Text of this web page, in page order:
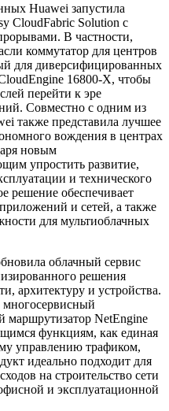
Huawei запустила
CloudFabric Solution с
В частности,
коммутатор для центров
для диверсифицированных
16800-X, чтобы
перейти к эре
Совместно с одним из
также представила лучшее
вождения в центрах
новым
упростить развитие,
и технического
решение обеспечивает
и сетей, а также
для мультиоблачных
облачный сервис
решения
архитектуру и устройства.
многосервисный
NetEngine
функциям, как единая
управлению трафиком,
идеально подходит для
на строительство сети
и эксплуатационной